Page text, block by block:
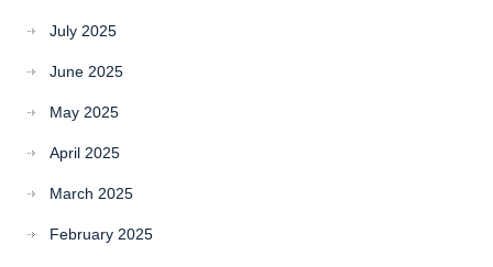
July 2025
June 2025
May 2025
April 2025
March 2025
February 2025